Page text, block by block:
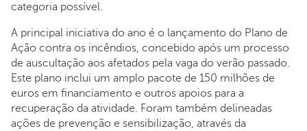
categoria possível.
A principal iniciativa do ano é o lançamento do Plano de
Ação contra os incêndios, concebido após um processo
de auscultação aos afetados pela vaga do verão passado.
Este plano inclui um amplo pacote de 150 milhões de
euros em financiamento e outros apoios para a
recuperação da atividade. Foram também delineadas
ações de prevenção e sensibilização, através da